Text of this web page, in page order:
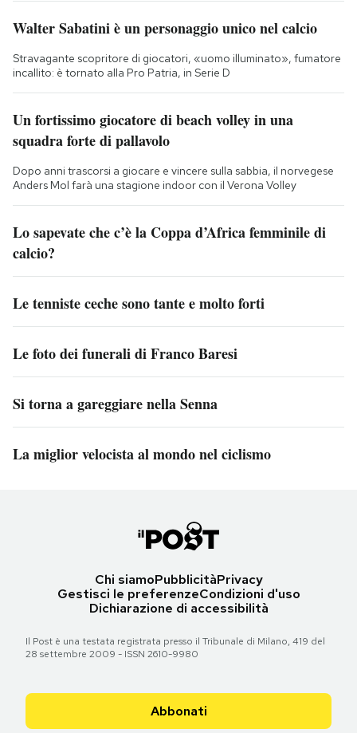
Walter Sabatini è un personaggio unico nel calcio
Stravagante scopritore di giocatori, «uomo illuminato», fumatore
incallito: è tornato alla Pro Patria, in Serie D
Un fortissimo giocatore di beach volley in una
squadra forte di pallavolo
Dopo anni trascorsi a giocare e vincere sulla sabbia, il norvegese
Anders Mol farà una stagione indoor con il Verona Volley
Lo sapevate che c’è la Coppa d’Africa femminile di
calcio?
Le tenniste ceche sono tante e molto forti
Le foto dei funerali di Franco Baresi
Si torna a gareggiare nella Senna
La miglior velocista al mondo nel ciclismo
Chi siamoPubblicitàPrivacy
Gestisci le preferenzeCondizioni d'uso
Dichiarazione di accessibilità
Il Post è una testata registrata presso il Tribunale di Milano, 419 del
28 settembre 2009 - ISSN 2610-9980
Abbonati